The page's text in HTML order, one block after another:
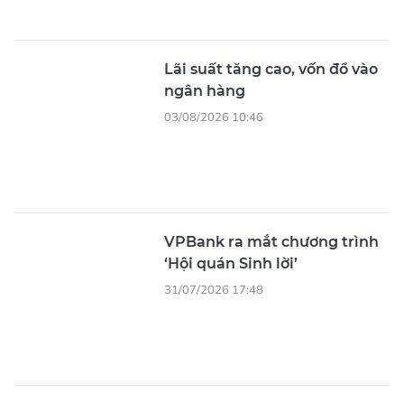
Lãi suất tăng cao, vốn đổ vào
ngân hàng
03/08/2026 10:46
VPBank ra mắt chương trình
‘Hội quán Sinh lời’
31/07/2026 17:48